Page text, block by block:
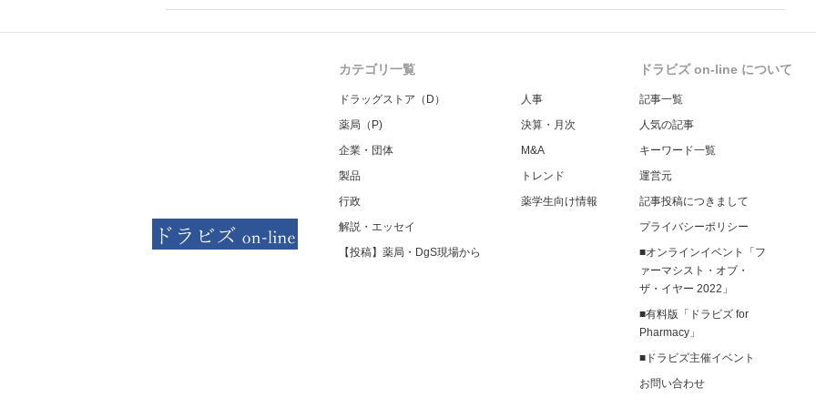
カテゴリ一覧
ドラッグストア（D）
薬局（P)
企業・団体
製品
行政
解説・エッセイ
【投稿】薬局・DgS現場から
人事
決算・月次
M&A
トレンド
薬学生向け情報
ドラビズ on-line について
記事一覧
人気の記事
キーワード一覧
運営元
記事投稿につきまして
プライバシーポリシー
■オンラインイベント「フ
ァーマシスト・オブ・
ザ・イヤー 2022」
■有料版「ドラビズ for
Pharmacy」
■ドラビズ主催イベント
お問い合わせ